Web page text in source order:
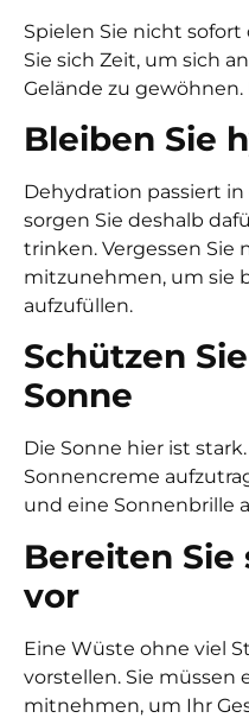
Spielen Sie nicht
Sie sich Zeit, um sich
Gelände zu gewöhnen.
Bleiben Sie
Dehydration passiert
sorgen Sie deshalb
trinken. Vergessen Sie
mitzunehmen, um sie
aufzufüllen.
Schützen
Sonne
Die Sonne hier ist
Sonnencreme
und eine Sonnenbrille
Bereiten Sie
vor
Eine Wüste ohne viel
vorstellen. Sie müssen
mitnehmen, um Ihr